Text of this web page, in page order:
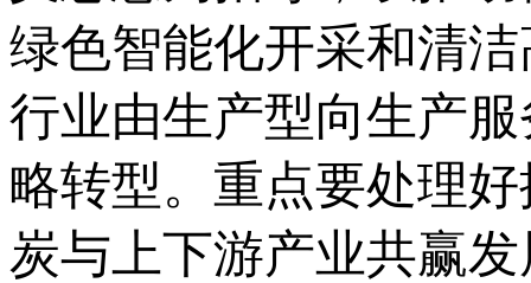
绿色智能化开采和清
行业由生产型向生产
略转型。重点要处理
炭与上下游产业共赢